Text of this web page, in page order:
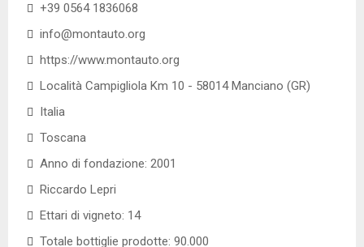
+39 0564 1836068
info@montauto.org
https://www.montauto.org
Località Campigliola Km 10 - 58014 Manciano (GR)
Italia
Toscana
Anno di fondazione: 2001
Riccardo Lepri
Ettari di vigneto: 14
Totale bottiglie prodotte: 90.000